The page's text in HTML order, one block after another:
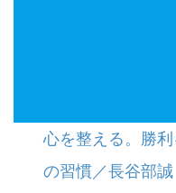
心を整える。勝
の習慣／長谷部誠